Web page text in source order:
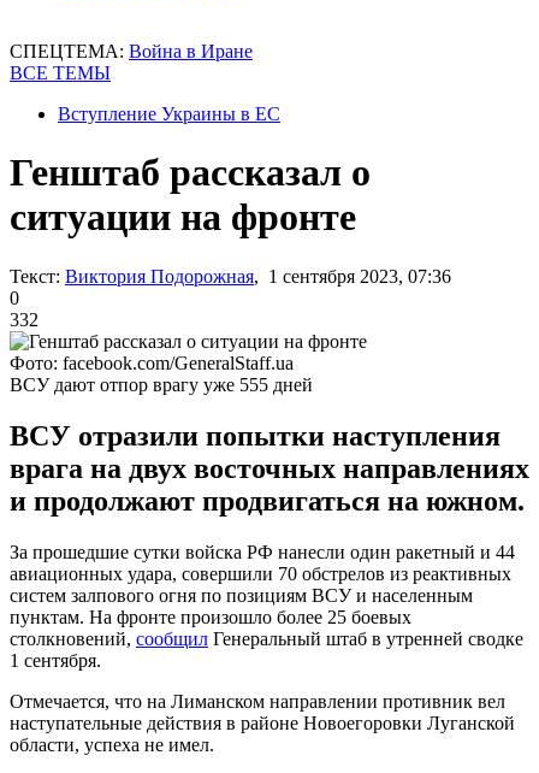
СПЕЦТЕМА: Война в Иране
ВСЕ ТЕМЫ
Вступление Украины в ЕС
Генштаб рассказал о
ситуации на фронте
Текст: Виктория Подорожная, 1 сентября 2023, 07:36
0
332
Фото: facebook.com/GeneralStaff.ua
ВСУ дают отпор врагу уже 555 дней
ВСУ отразили попытки наступления
врага на двух восточных направлениях
и продолжают продвигаться на южном.
За прошедшие сутки войска РФ нанесли один ракетный и 44
авиационных удара, совершили 70 обстрелов из реактивных
систем залпового огня по позициям ВСУ и населенным
пунктам. На фронте произошло более 25 боевых
столкновений, сообщил Генеральный штаб в утренней сводке
1 сентября.
Отмечается, что на Лиманском направлении противник вел
наступательные действия в районе Новоегоровки Луганской
области, успеха не имел.